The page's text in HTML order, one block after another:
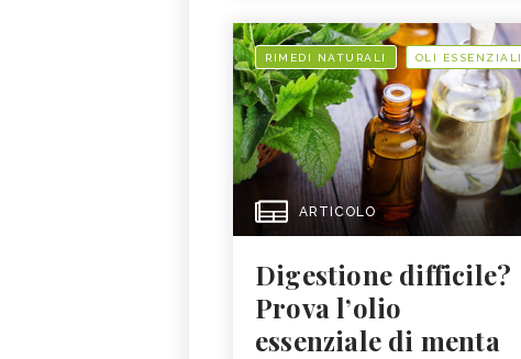
RIMEDI NATURALI OLI ESSENZIALI
ARTICOLO
Digestione difficile?
Prova l’olio
essenziale di menta